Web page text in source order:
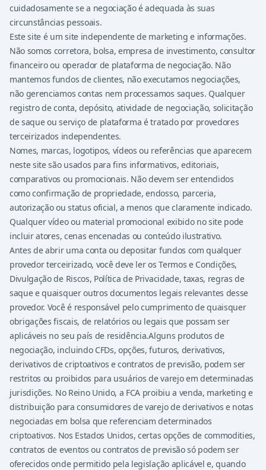
cuidadosamente se a negociação é adequada às suas
circunstâncias pessoais.
Este site é um site independente de marketing e informações.
Não somos corretora, bolsa, empresa de investimento, consultor
financeiro ou operador de plataforma de negociação. Não
mantemos fundos de clientes, não executamos negociações,
não gerenciamos contas nem processamos saques. Qualquer
registro de conta, depósito, atividade de negociação, solicitação
de saque ou serviço de plataforma é tratado por provedores
terceirizados independentes.
Nomes, marcas, logotipos, vídeos ou referências que aparecem
neste site são usados para fins informativos, editoriais,
comparativos ou promocionais. Não devem ser entendidos
como confirmação de propriedade, endosso, parceria,
autorização ou status oficial, a menos que claramente indicado.
Qualquer vídeo ou material promocional exibido no site pode
incluir atores, cenas encenadas ou conteúdo ilustrativo.
Antes de abrir uma conta ou depositar fundos com qualquer
provedor terceirizado, você deve ler os Termos e Condições,
Divulgação de Riscos, Política de Privacidade, taxas, regras de
saque e quaisquer outros documentos legais relevantes desse
provedor. Você é responsável pelo cumprimento de quaisquer
obrigações fiscais, de relatórios ou legais que possam ser
aplicáveis no seu país de residência.Alguns produtos de
negociação, incluindo CFDs, opções, futuros, derivativos,
derivativos de criptoativos e contratos de previsão, podem ser
restritos ou proibidos para usuários de varejo em determinadas
jurisdições. No Reino Unido, a FCA proibiu a venda, marketing e
distribuição para consumidores de varejo de derivativos e notas
negociadas em bolsa que referenciam determinados
criptoativos. Nos Estados Unidos, certas opções de commodities,
contratos de eventos ou contratos de previsão só podem ser
oferecidos onde permitido pela legislação aplicável e, quando